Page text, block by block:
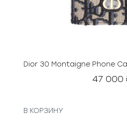
Dior 30 Montaigne Phone
47 000
В КОРЗИНУ